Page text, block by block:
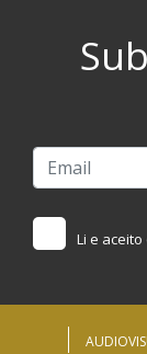
Li e aceito